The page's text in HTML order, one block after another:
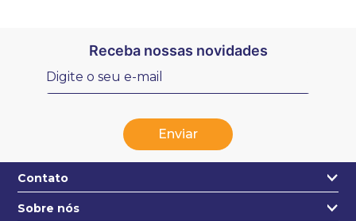
Receba nossas novidades
Enviar
Contato
+55 31 3271-4631
Sobre nós